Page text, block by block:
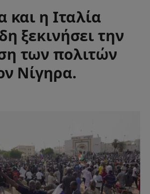
και η Ιταλία
ξεκινήσει την
των πολιτών
Νίγηρα.